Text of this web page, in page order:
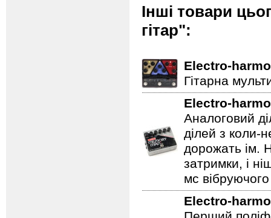
Інші товари
гітар":
Electro-
Гітарна
Electro-
Аналоговий
ділей з коли-
дорожать ім.
затримки, і
мс
Electro-